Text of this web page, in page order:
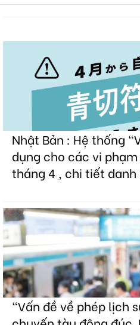
Nhật Bản : Hệ thống
dụng cho các vi
tháng 4 , chi tiết
"Vấn đề về phép lịch